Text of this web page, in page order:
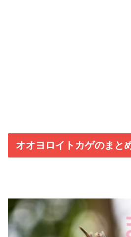
オオヨロイトカゲのまと